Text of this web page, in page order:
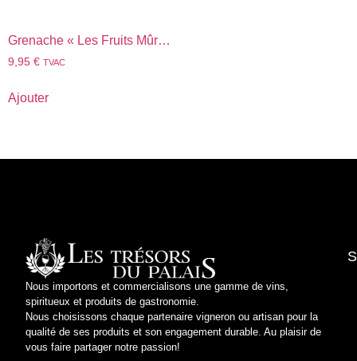
Grenache « Les Fruits Mûrs » « Délicieuse » rouge 2023
9,95 € TVAC
Ajouter
Nous importons et commercialisons une gamme de vins,
spiritueux et produits de gastronomie.
Nous choisissons chaque partenaire vigneron ou artisan pour la
qualité de ses produits et son engagement durable. Au plaisir de
vous faire partager notre passion!